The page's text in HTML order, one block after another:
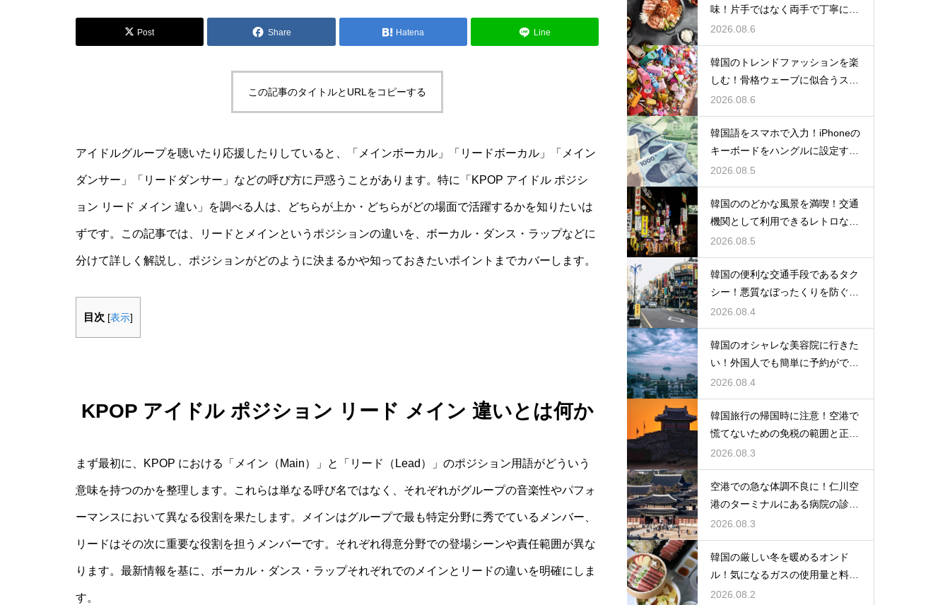
Post Share Hatena Line
この記事のタイトルとURLをコピーする
アイドルグループを聴いたり応援したりしていると、「メインボーカル」「リードボーカル」「メイン
ダンサー」「リードダンサー」などの呼び方に戸惑うことがあります。特に「KPOP アイドル ポジシ
ョン リード メイン 違い」を調べる人は、どちらが上か・どちらがどの場面で活躍するかを知りたいは
ずです。この記事では、リードとメインというポジションの違いを、ボーカル・ダンス・ラップなどに
分けて詳しく解説し、ポジションがどのように決まるかや知っておきたいポイントまでカバーします。
目次 [表示]
KPOP アイドル ポジション リード メイン 違いとは何か
まず最初に、KPOP における「メイン（Main）」と「リード（Lead）」のポジション用語がどういう
意味を持つのかを整理します。これらは単なる呼び名ではなく、それぞれがグループの音楽性やパフォ
ーマンスにおいて異なる役割を果たします。メインはグループで最も特定分野に秀でているメンバー、
リードはその次に重要な役割を担うメンバーです。それぞれ得意分野での登場シーンや責任範囲が異な
ります。最新情報を基に、ボーカル・ダンス・ラップそれぞれでのメインとリードの違いを明確にしま
す。
味！片手ではなく両手で丁寧に握
手する理由
2026.08.6
韓国のトレンドファッションを楽
しむ！骨格ウェーブに似合うスタ
イルの特徴
2026.08.6
韓国語をスマホで入力！iPhoneの
キーボードをハングルに設定する
手順
2026.08.5
韓国ののどかな風景を満喫！交通
機関として利用できるレトロな観
光の馬車
2026.08.5
韓国の便利な交通手段であるタク
シー！悪質なぼったくりを防ぐ確
実な対策
2026.08.4
韓国のオシャレな美容院に行きた
い！外国人でも簡単に予約ができ
るアプリ
2026.08.4
韓国旅行の帰国時に注意！空港で
慌てないための免税の範囲と正し
い計算
2026.08.3
空港での急な体調不良に！仁川空
港のターミナルにある病院の診療
時間
2026.08.3
韓国の厳しい冬を暖めるオンド
ル！気になるガスの使用量と料金
の目安
2026.08.2